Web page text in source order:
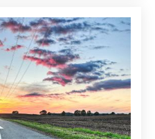
Studierender
erforderlich, die
der Universitäten